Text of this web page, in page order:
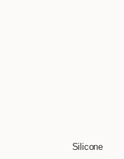
Silicone